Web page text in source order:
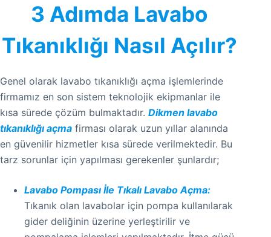
3 Adımda Lavabo
Tıkanıklığı Nasıl Açılır?
Genel olarak lavabo tıkanıklığı açma işlemlerinde
firmamız en son sistem teknolojik ekipmanlar ile
kısa sürede çözüm bulmaktadır. Dikmen lavabo
tıkanıklığı açma firması olarak uzun yıllar alanında
en güvenilir hizmetler kısa sürede verilmektedir. Bu
tarz sorunlar için yapılması gerekenler şunlardır;
Lavabo Pompası İle Tıkalı Lavabo Açma:
Tıkanık olan lavabolar için pompa kullanılarak
gider deliğinin üzerine yerleştirilir ve